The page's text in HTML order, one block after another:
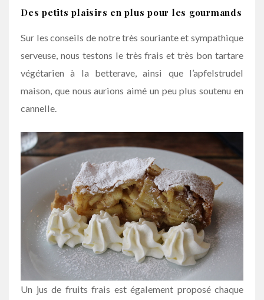
Des petits plaisirs en plus pour les gourmands
Sur les conseils de notre très souriante et sympathique
serveuse, nous testons le très frais et très bon tartare
végétarien à la betterave, ainsi que l’apfelstrudel
maison, que nous aurions aimé un peu plus soutenu en
cannelle.
Un jus de fruits frais est également proposé chaque